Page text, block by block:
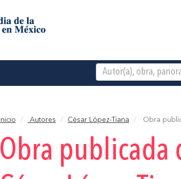
Inicio Autores César López-Tiana Obra
Obra publicada